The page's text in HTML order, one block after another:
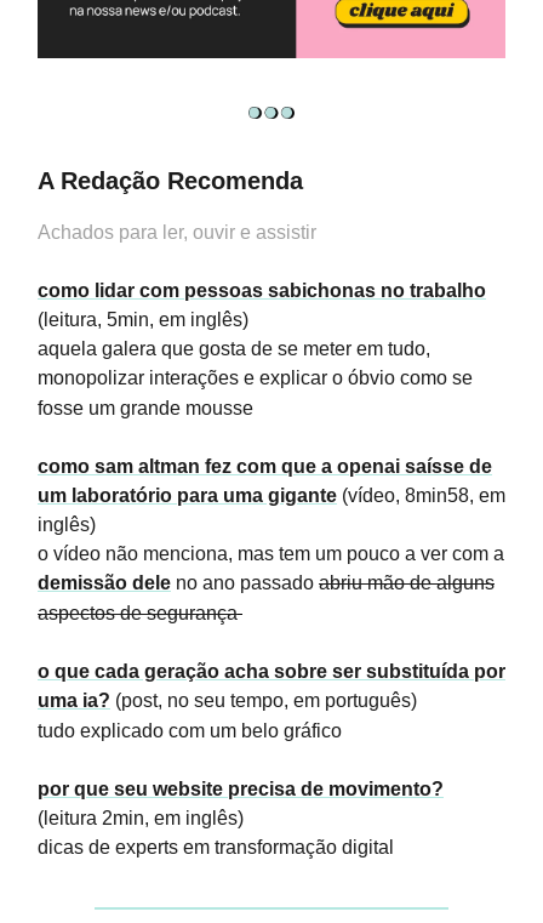
A Redação Recomenda
Achados para ler, ouvir e assistir
como lidar com pessoas sabichonas no trabalho
(leitura, 5min, em inglês)
aquela galera que gosta de se meter em tudo,
monopolizar interações e explicar o óbvio como se
fosse um grande mousse
como sam altman fez com que a openai saísse de
um laboratório para uma gigante (vídeo, 8min58, em
inglês)
o vídeo não menciona, mas tem um pouco a ver com a
demissão dele no ano passado abriu mão de alguns
aspectos de segurança
o que cada geração acha sobre ser substituída por
uma ia? (post, no seu tempo, em português)
tudo explicado com um belo gráfico
por que seu website precisa de movimento?
(leitura 2min, em inglês)
dicas de experts em transformação digital